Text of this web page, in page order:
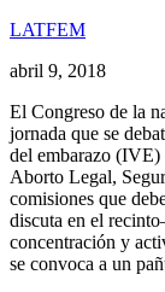
LATFEM
abril 9, 2018
El Congreso de la
jornada que se
del embarazo (IVE)
Aborto Legal,
comisiones que
discuta en el
concentración y
se convoca a un